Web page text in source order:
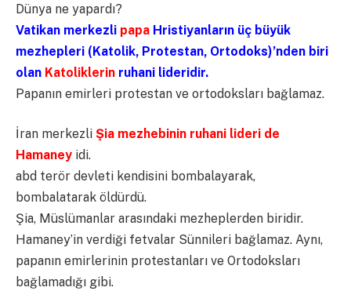
Dünya ne yapardı?
Vatikan merkezli papa Hristiyanların üç büyük
mezhepleri (Katolik, Protestan, Ortodoks)’nden biri
olan Katoliklerin ruhani lideridir.
Papanın emirleri protestan ve ortodoksları bağlamaz.
İran merkezli Şia mezhebinin ruhani lideri de
Hamaney idi.
abd terör devleti kendisini bombalayarak,
bombalatarak öldürdü.
Şia, Müslümanlar arasındaki mezheplerden biridir.
Hamaney’in verdiği fetvalar Sünnileri bağlamaz. Aynı,
papanın emirlerinin protestanları ve Ortodoksları
bağlamadığı gibi.